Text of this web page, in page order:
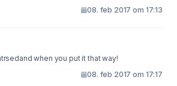
08. feb 2017 om 17:13
when you put it that way!
08. feb 2017 om 17:17